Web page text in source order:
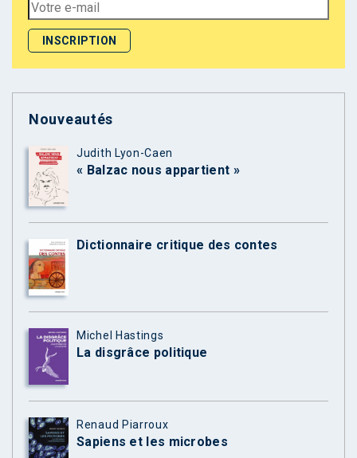
Nouveautés
Judith Lyon-Caen
« Balzac nous appartient »
Dictionnaire critique des contes
Michel Hastings
La disgrâce politique
Renaud Piarroux
Sapiens et les microbes